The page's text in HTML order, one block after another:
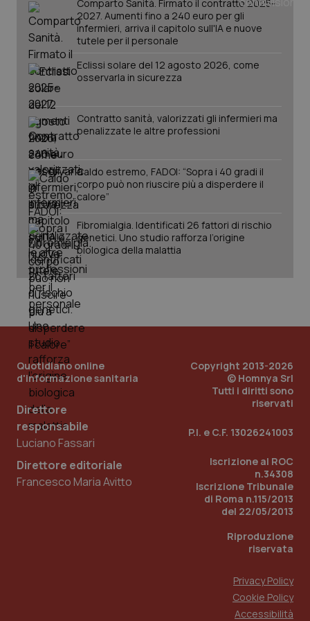
Comparto Sanità. Firmato il contratto 2025-
2027. Aumenti fino a 240 euro per gli
infermieri, arriva il capitolo sull'IA e nuove
tutele per il personale
Eclissi solare del 12 agosto 2026, come
osservarla in sicurezza
Contratto sanità, valorizzati gli infermieri ma
penalizzate le altre professioni
Caldo estremo, FADOI: “Sopra i 40 gradi il
corpo può non riuscire più a disperdere il
calore”
Fibromialgia. Identificati 26 fattori di rischio
genetici. Uno studio rafforza l’origine
biologica della malattia
Quotidiano online
d'informazione sanitaria
Direttore
responsabile
Luciano Fassari
Direttore editoriale
Francesco Maria Avitto
Copyright 2013-2026
© Homnya Srl
Tutti i diritti sono
riservati
P.I. e C.F. 13026241003
Iscrizione al ROC
n.34308
Iscrizione Tribunale
di Roma n.115/2013
del 22/05/2013
Riproduzione
riservata
Privacy Policy
Cookie Policy
Accessibilità
tracking-enable
tracking-sites-ironfish-
_ga
PHP.net
www.quotidianosanita.it